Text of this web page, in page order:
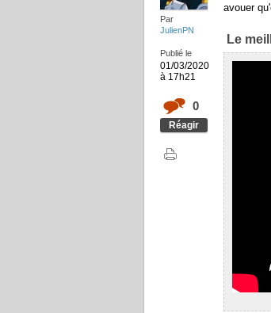
Par
JulienPN
Publié le
01/03/2020
à 17h21
0
Réagir
avouer
Le